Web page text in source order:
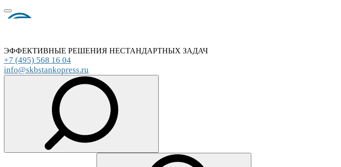
ЭФФЕКТИВНЫЕ РЕШЕНИЯ НЕСТАНДАРТНЫХ ЗАДАЧ
+7 (495) 568 16 04
info@skbstankopress.ru